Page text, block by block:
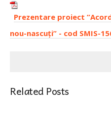
Prezentare proiect
nou-nascuți” - cod SMIS-
Related Posts